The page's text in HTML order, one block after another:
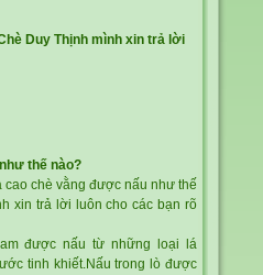
Duy Thịnh mình xin trả lời
như thế nào?
cao chè vằng được nấu như thế
xin trả lời luôn cho các bạn rõ
được nấu từ những loại lá
tinh khiết.Nấu trong lò được